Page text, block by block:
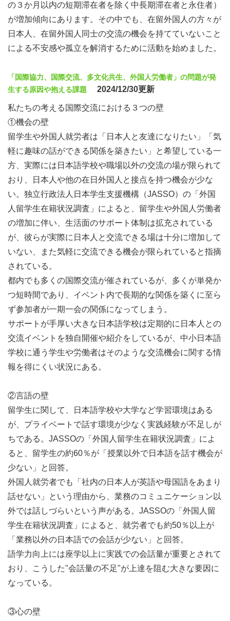
の３か月以内の短期滞在者を除く中長期滞在者と永住者）
が増加傾向にあります。その中でも、在留外国人の方々が
日本人、在留外国人同士の交流の機会を持てていないこと
による不安感や孤立を解消するために活動を始めました。
「国際協力、国際交流、多文化共生、外国人労働者」の問題が発
生する原因や抱える課題
2024/12/30更新
私たちの考える国際交流における３つの壁
①機会の壁
留学生や外国人就労者は「日本人と友達になりたい」「気
軽に趣味の話ができる関係を築きたい」と希望している一
方、実際には日本語学校や職場以外の交流の場が限られて
おり、日本人や他の在日外国人と接点を持つ機会が少な
い。独立行政法人日本学生支援機構（JASSO）の「外国
人留学生在籍状況調査」によると、留学生や外国人労働者
の増加に伴い、生活面のサポート体制は拡充されている
が、彼らが実際に日本人と交流できる場は十分に増加して
いない、また気軽に交流できる機会が限られていると指摘
されている。
都内でも多くの国際交流が催されているが、多くが単発か
つ短時間であり、イベント内で長期的な関係を築くに至ら
ず参加者が一期一会の関係になってしまう。
サポートが手厚い大きな日本語学校は定期的に日本人との
交流イベントを独自開催や紹介をしているが、中小日本語
学校に通う学生や労働者はそのような交流機会に関する情
報を得にくい状況にある。
②言語の壁
留学生に関して、日本語学校や大学など学習環境はある
が、プライベートで話す環境が少なく実践経験が不足しが
ちである。JASSOの「外国人留学生在籍状況調査」によ
ると、留学生の約60％が「授業以外で日本語を話す機会が
少ない」と回答。
外国人就労者でも「社内の日本人が英語や母国語をあまり
話せない」という理由から、業務のコミュニケーション以
外では話しづらいという声がある。JASSOの「外国人留
学生在籍状況調査」によると、就労者でも約50％以上が
「業務以外の日本語での会話が少ない」と回答。
語学力向上には座学以上に実践での会話量が重要とされて
おり、こうした"会話量の不足"が上達を阻む大きな要因に
なっている。
③心の壁